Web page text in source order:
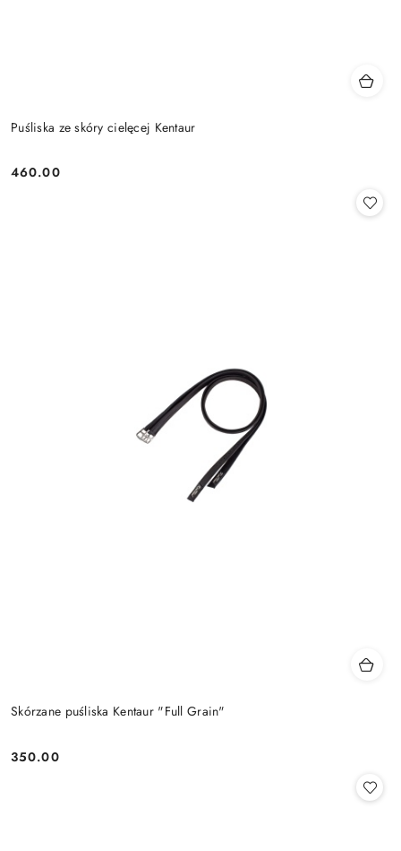
Puśliska ze skóry cielęcej Kentaur
Cena:
460.00
Skórzane puśliska Kentaur "Full Grain"
Cena:
350.00